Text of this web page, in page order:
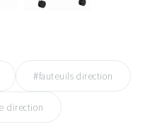
#fauteuils direction
direction